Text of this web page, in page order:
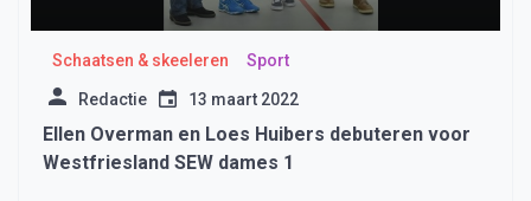
Schaatsen & skeeleren Sport
Redactie 13 maart 2022
Ellen Overman en Loes Huibers debuteren voor
Westfriesland SEW dames 1